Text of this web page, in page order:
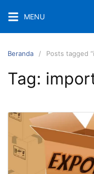
ke
konten
MENU
Beranda Posts tagged
Tag: